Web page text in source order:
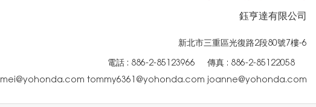
鈺亨達有限公司
新北市三重區光復路2段80號7樓-6
電話 : 886-2-85123966
傳真 : 886-2-85122058
mei@yohonda.com tommy6361@yohonda.com joanne@yohonda.com